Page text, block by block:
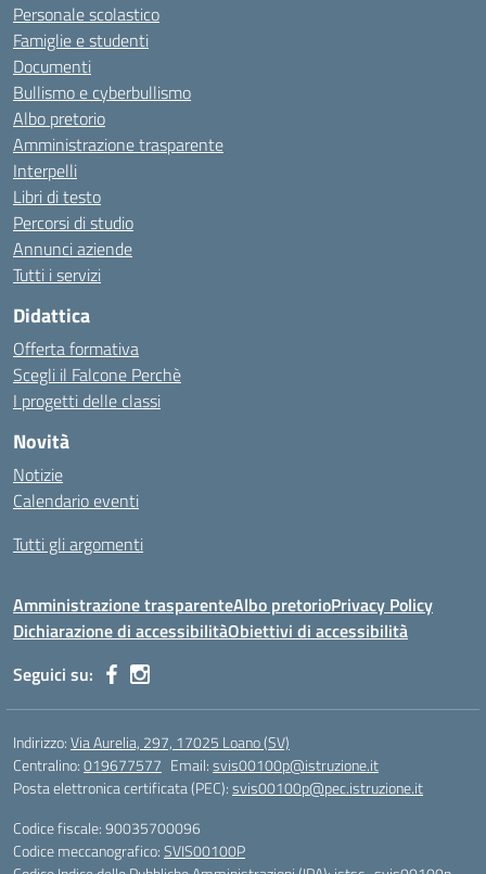
Personale scolastico
Famiglie e studenti
Documenti
Bullismo e cyberbullismo
Albo pretorio
Amministrazione trasparente
Interpelli
Libri di testo
Percorsi di studio
Annunci aziende
Tutti i servizi
Didattica
Offerta formativa
Scegli il Falcone Perchè
I progetti delle classi
Novità
Notizie
Calendario eventi
Tutti gli argomenti
Amministrazione trasparenteAlbo pretorioPrivacy Policy
Dichiarazione di accessibilitàObiettivi di accessibilità
Seguici su:
Indirizzo:Via Aurelia, 297, 17025 Loano (SV)
Centralino:019677577 Email:svis00100p@istruzione.it
Posta elettronica certificata (PEC):svis00100p@pec.istruzione.it
Codice fiscale: 90035700096
Codice meccanografico:SVIS00100P